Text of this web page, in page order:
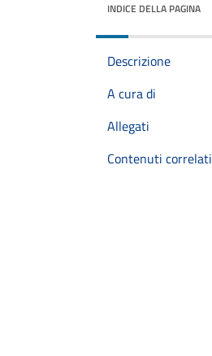
INDICE DELLA PAGINA
Descrizione
A cura di
Allegati
Contenuti correlati